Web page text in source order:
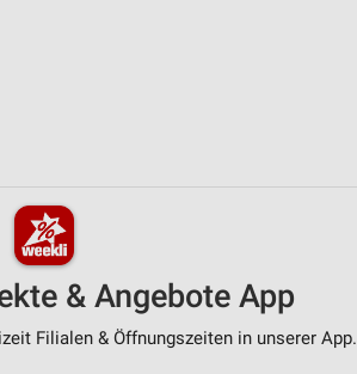
& Angebote App
Filialen & Öffnungszeiten in unserer App.